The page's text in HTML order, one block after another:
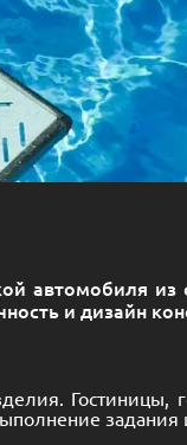
автомобиля
и дизайн
Гостиницы,